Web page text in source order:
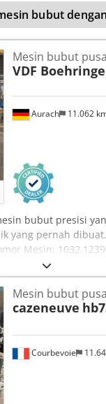
Metric threads: 22
(56–4 DP) Rapid
pitch: 12
rest travel: 145
MT5 Maximum
feed motor: 250 W
Weight: 5200 kg
bubut
Aurach 11.062
Mesin bubut
VDF
bubut presisi
pernah dibuat.
Mesin:
sekitar 1.200 mm
55022, Ukuran 8
60 umpan
dibutuhkan: PxL
digital 3 sumbu
belakang -
spindel
- Umpan cepat
secara teknis
alas dalam kondisi
Courbevoie
Mesin bubut
cazeneuve